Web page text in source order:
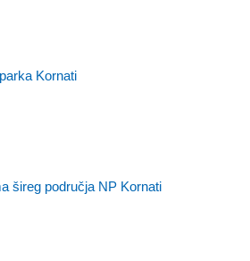
Kornati
šireg područja NP Kornati